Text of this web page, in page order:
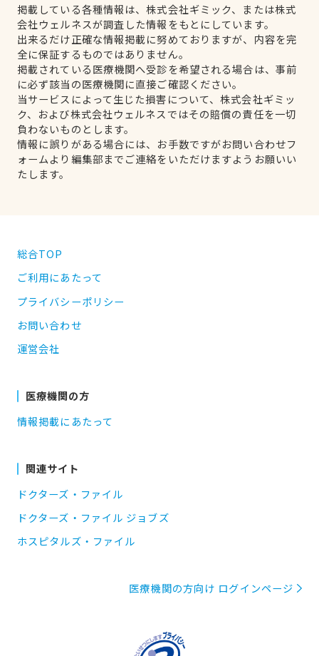
掲載している各種情報は、株式会社ギミック、または株式
会社ウェルネスが調査した情報をもとにしています。
出来るだけ正確な情報掲載に努めておりますが、内容を完
全に保証するものではありません。
掲載されている医療機関へ受診を希望される場合は、事前
に必ず該当の医療機関に直接ご確認ください。
当サービスによって生じた損害について、株式会社ギミッ
ク、および株式会社ウェルネスではその賠償の責任を一切
負わないものとします。
情報に誤りがある場合には、お手数ですがお問い合わせフ
ォームより編集部までご連絡をいただけますようお願いい
たします。
総合TOP
ご利用にあたって
プライバシーポリシー
お問い合わせ
運営会社
医療機関の方
情報掲載にあたって
関連サイト
ドクターズ・ファイル
ドクターズ・ファイル ジョブズ
ホスピタルズ・ファイル
医療機関の方向け ログインページ